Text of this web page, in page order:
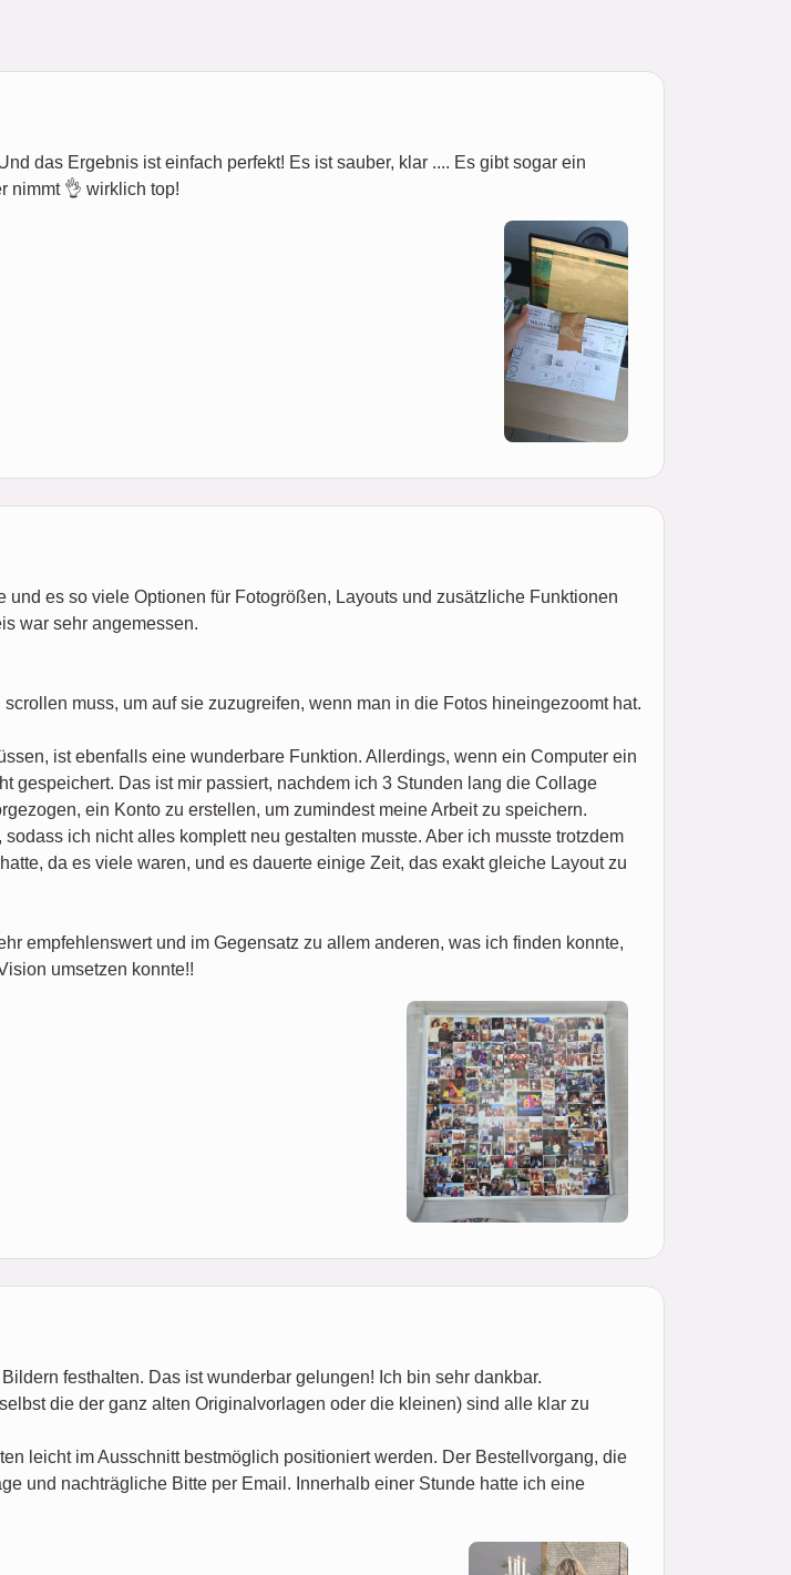
das Ergebnis ist einfach perfekt! Es ist sauber, klar .... Es gibt sogar ein
nimmt 👌 wirklich top!
es so viele Optionen für Fotogrößen, Layouts und zusätzliche Funktionen
war sehr angemessen.
muss, um auf sie zuzugreifen, wenn man in die Fotos hineingezoomt hat.
ist ebenfalls eine wunderbare Funktion. Allerdings, wenn ein Computer ein
gespeichert. Das ist mir passiert, nachdem ich 3 Stunden lang die Collage
ein Konto zu erstellen, um zumindest meine Arbeit zu speichern.
ich nicht alles komplett neu gestalten musste. Aber ich musste trotzdem
da es viele waren, und es dauerte einige Zeit, das exakt gleiche Layout zu
empfehlenswert und im Gegensatz zu allem anderen, was ich finden konnte,
umsetzen konnte!!
festhalten. Das ist wunderbar gelungen! Ich bin sehr dankbar.
die der ganz alten Originalvorlagen oder die kleinen) sind alle klar zu
leicht im Ausschnitt bestmöglich positioniert werden. Der Bestellvorgang, die
und nachträgliche Bitte per Email. Innerhalb einer Stunde hatte ich eine